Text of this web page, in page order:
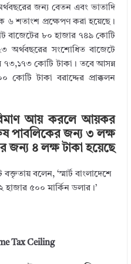
জন্য বেতন এবং ভাতাদি
৬ শতাংশ প্রক্ষেপণ করা হয়েছে।
বাজেটের ৮০ হাজার ৭৪৯ কোটি
অর্থবছরের সংশোধিত বাজেটে
৭৩,১৭৩ কোটি টাকা। তবে আসন্ন
কোটি টাকা বরাদ্দের প্রাক্কলন
আয় করলে আয়কর
পাবলিকের জন্য ৩ লক্ষ
জন্য ৪ লক্ষ টাকা হয়েছে
বলেন, ‘স্মার্ট বাংলাদেশে
৫০০ মার্কিন ডলার।’
Tax Ceiling